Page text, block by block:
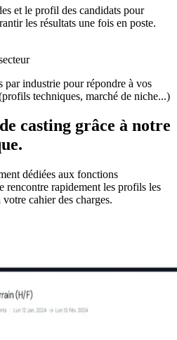
et le profil des candidats pour
les résultats une fois en poste.
par industrie pour répondre à vos
techniques, marché de niche...)
casting grâce à notre
dédiées aux fonctions
rencontre rapidement les profils les
cahier des charges.